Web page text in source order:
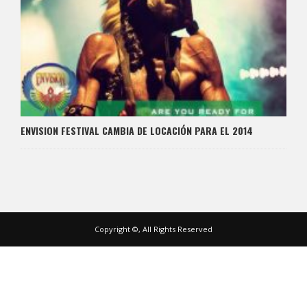
ENVISION FESTIVAL CAMBIA DE LOCACIÓN PARA EL 2014
Copyright ©, All Rights Reserved